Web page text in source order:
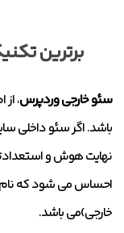
برترین
سئو خارجی وردپرس،
باشد. اگر سئو داخلی
نهایت هوش و
خارجی)می باشد.